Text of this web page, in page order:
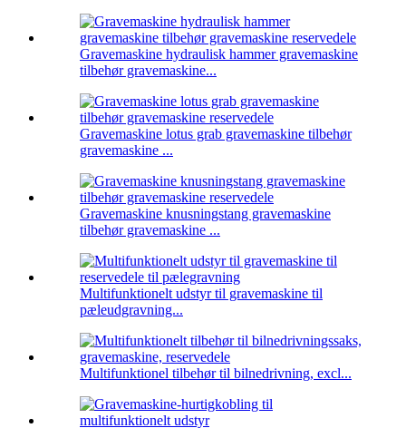
Gravemaskine hydraulisk hammer gravemaskine
tilbehør gravemaskine...
Gravemaskine lotus grab gravemaskine tilbehør
gravemaskine ...
Gravemaskine knusningstang gravemaskine
tilbehør gravemaskine ...
Multifunktionelt udstyr til gravemaskine til
pæleudgravning...
Multifunktionel tilbehør til bilnedrivning, excl...